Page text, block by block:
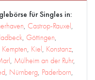
für Singles in:
, Castrop-Rauxel,
, Göttingen,
Kempten, Kiel, Konstanz,
, Mülheim an der Ruhr,
, Nürnberg, Paderborn,